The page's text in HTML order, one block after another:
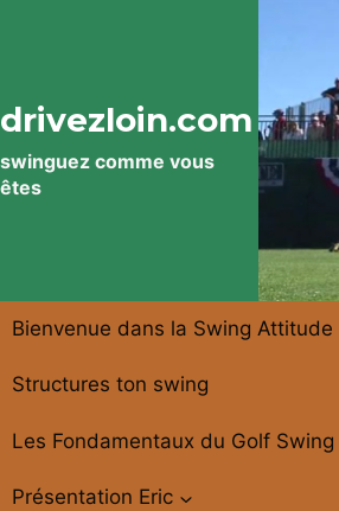
drivezloin.com
swinguez comme vous
êtes
Bienvenue dans la Swing Attitude
Structures ton swing
Les Fondamentaux du Golf Swing
Présentation Eric